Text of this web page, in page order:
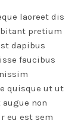
laoreet dis
pretium
dapibus
faucibus
quisque ut ut
non
eu est sem